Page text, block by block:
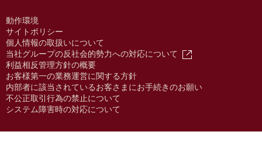
動作環境
サイトポリシー
個人情報の取扱いについて
当社グループの反社会的勢力への対応について
利益相反管理方針の概要
お客様第一の業務運営に関する方針
内部者に該当されているお客さまにお手続きのお願い
不公正取引行為の禁止について
システム障害時の対応について